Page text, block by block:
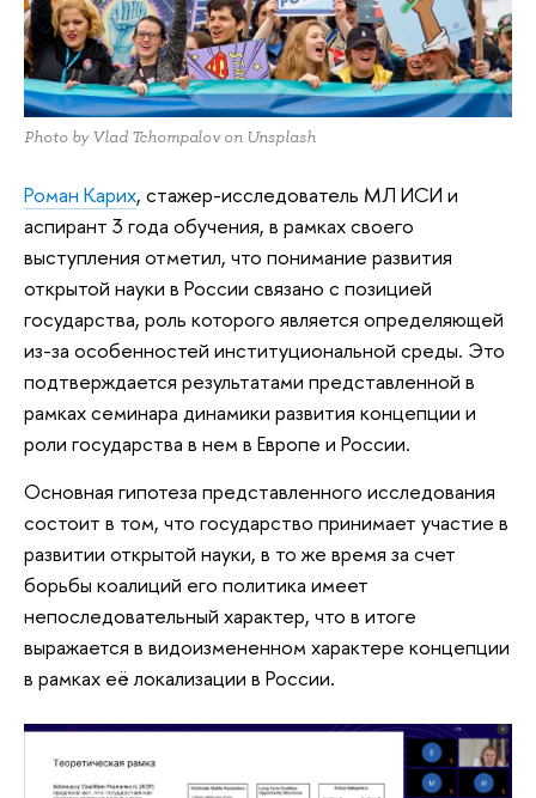
Photo by Vlad Tchompalov on Unsplash
Роман Карих, стажер-исследователь МЛ ИСИ и
аспирант 3 года обучения, в рамках своего
выступления отметил, что понимание развития
открытой науки в России связано с позицией
государства, роль которого является определяющей
из-за особенностей институциональной среды. Это
подтверждается результатами представленной в
рамках семинара динамики развития концепции и
роли государства в нем в Европе и России.
Основная гипотеза представленного исследования
состоит в том, что государство принимает участие в
развитии открытой науки, в то же время за счет
борьбы коалиций его политика имеет
непоследовательный характер, что в итоге
выражается в видоизмененном характере концепции
в рамках её локализации в России.